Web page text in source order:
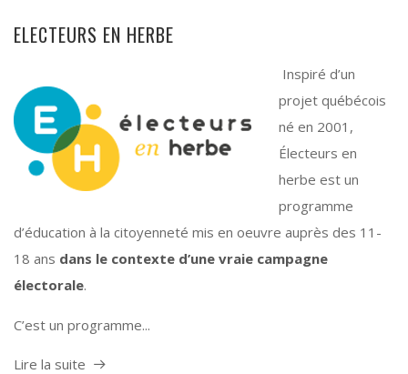
ELECTEURS EN HERBE
Inspiré d’un
projet québécois
né en 2001,
Électeurs en
herbe est un
programme
d’éducation à la citoyenneté mis en oeuvre auprès des 11-
18 ans dans le contexte d’une vraie campagne
électorale.
C’est un programme...
Lire la suite